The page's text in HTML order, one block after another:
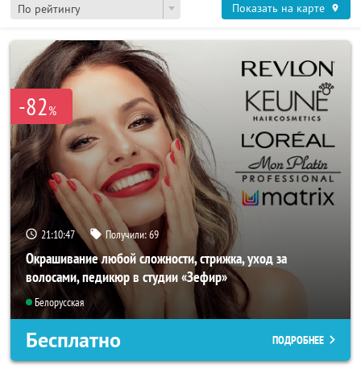
По рейтингу Показать на карте
-82%
21:10:47 Получили:69
Окрашивание любой сложности, стрижка, уход за
волосами, педикюр в студии «Зефир»
Белорусская
Бесплатно ПОДРОБНЕЕ